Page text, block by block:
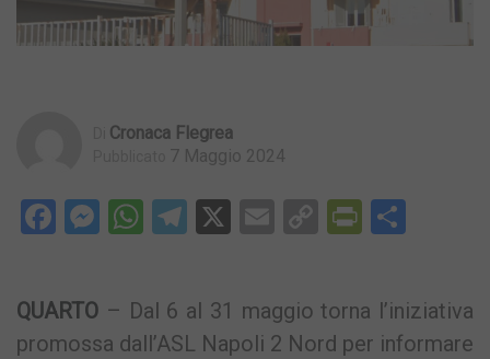
Cronaca Flegrea
7 Maggio 2024
Facebook
Messenger
WhatsApp
Telegram
X EmailCopy
QUARTO – Dal 6 al 31 maggio torna l’iniziativa
promossa dall’ASL Napoli 2 Nord per informare